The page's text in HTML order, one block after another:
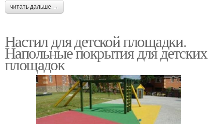
читать дальше →
Настил для детской площадки.
Напольные покрытия для детских
площадок